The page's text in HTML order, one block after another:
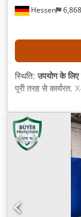
Hessen
स्थिति:उपयोग के
पूरी तरह से कार्यरत,
कंट्रोलर मॉडल: